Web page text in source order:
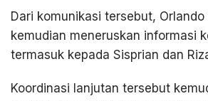
Dari komunikasi tersebut,
kemudian meneruskan informasi
termasuk kepada Sisprian dan
Koordinasi lanjutan tersebut